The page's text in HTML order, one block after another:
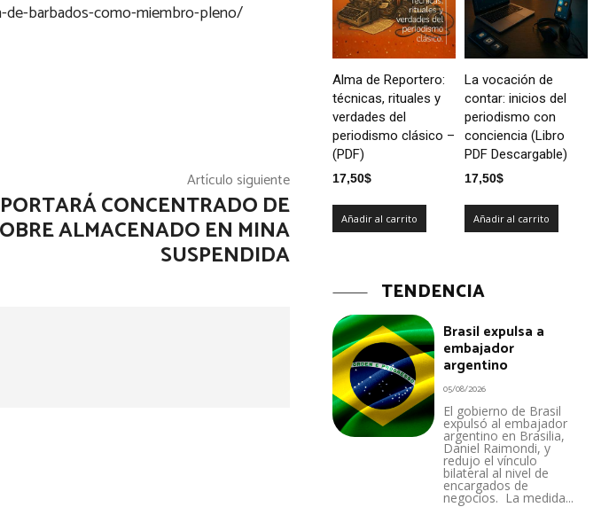
de-barbados-como-miembro-pleno/
Artículo siguiente
CONCENTRADO DE
ALMACENADO EN MINA
SUSPENDIDA
Alma de Reportero:
técnicas, rituales y
verdades del
periodismo clásico –
(PDF)
17,50$
Añadir al carrito
La vocación de
contar: inicios del
periodismo con
conciencia (Libro
PDF Descargable)
17,50$
Añadir al carrito
TENDENCIA
Brasil expulsa a
embajador
argentino
05/08/2026
El gobierno de Brasil
expulsó al embajador
argentino en Brasilia,
Daniel Raimondi, y
redujo el vínculo
bilateral al nivel de
encargados de
negocios. La medida...